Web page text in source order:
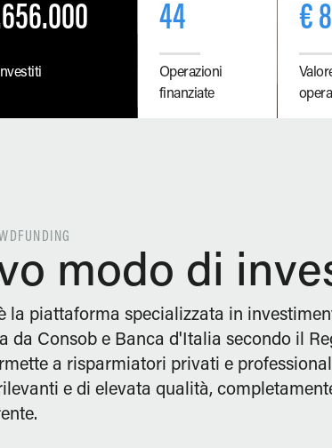
44
Operazioni
finanziate
€
modo di
la piattaforma specializzata in
da Consob e Banca d'Italia secondo il
a risparmiatori privati e
e di elevata qualità,